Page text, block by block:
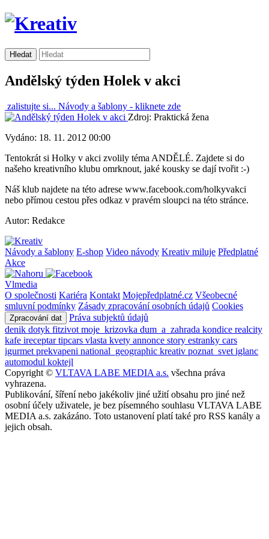
Andělský týden Holek v akci
zalistujte si... Návody a šablony - kliknete zde
Zdroj: Praktická žena
Vydáno: 18. 11. 2012 00:00
Tentokrát si Holky v akci zvolily téma ANDĚLÉ. Zajdete si do
našeho kreativního klubu omrknout, jaké kousky se dají tvořit :-)
Náš klub najdete na této adrese www.facebook.com/holkyvakci
nebo přímou cestou přes odkaz v pravém sloupci na této stránce.
Autor: Redakce
Návody a šablony E-shop Video návody Kreativ miluje Předplatné
Akce
Vlmedia
O společnosti Kariéra Kontakt Mojepředplatné.cz Všeobecné
smluvní podmínky Zásady zpracování osobních údajů Cookies
Zpracování dat
Práva subjektů údajů
denik dotyk fitzivot moje_krizovka dum_a_zahrada kondice realcity
kafe ireceptartipcars vlasta kvety annonce story estranky cars
igurmet prekvapeni national_geographic kreativ poznat_svet iglanc
automodul koktejl
Copyright © VLTAVA LABE MEDIA a.s. všechna práva
vyhrazena.
Publikování, šíření nebo jakékoliv jiné užití obsahu pro jiné než
osobní účely uživatele, je bez písemného souhlasu VLTAVA LABE
MEDIA a.s. zakázáno. Toto ustanovení platí také pro RSS kanály a
jejich obsah.